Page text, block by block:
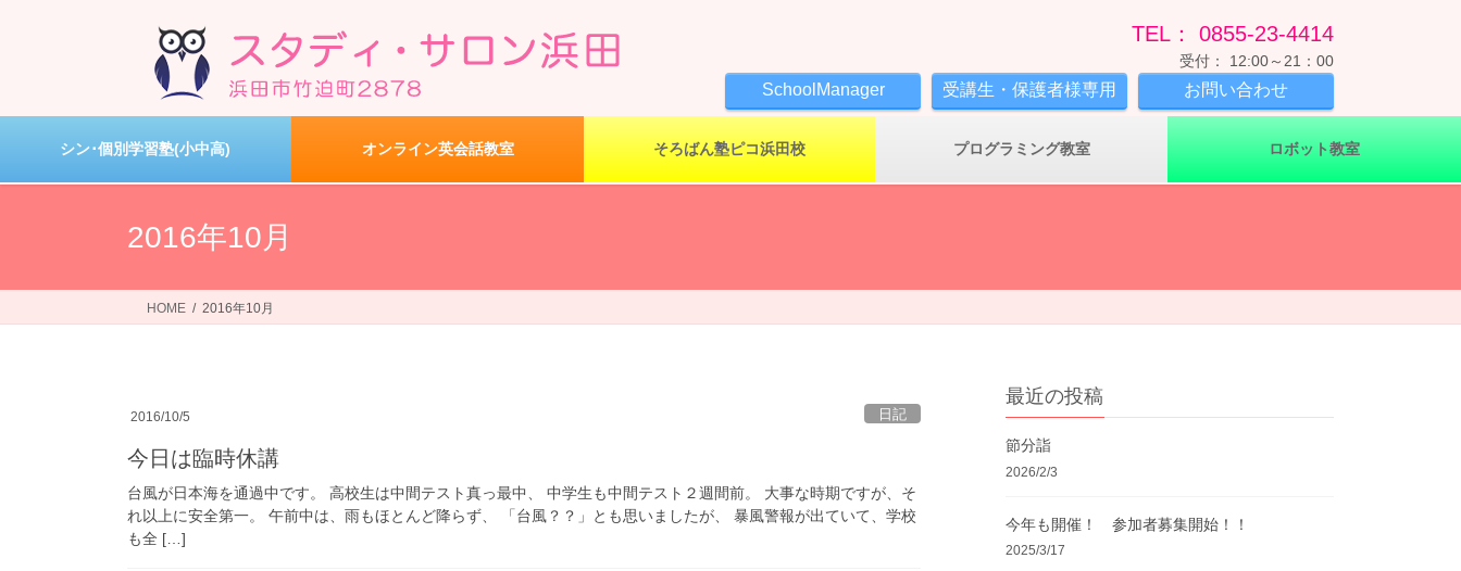
ツ
シ
TEL： 0855-23-4414
受付： 12:00～21：00
SchoolManager 受講生・保護者様専用 お問い合わせ
シン･個別学習塾(小中高) オンライン英会話教室 そろばん塾ピコ浜田校 プログラミング教室 ロボット教室
2016年10月
HOME 2016年10月
2016/10/5 日記
今日は臨時休講
台風が日本海を通過中です。 高校生は中間テスト真っ最中、 中学生も中間テスト２週間前。 大事な時期ですが、そ
れ以上に安全第一。 午前中は、雨もほとんど降らず、 「台風？？」とも思いましたが、 暴風警報が出ていて、学校
も全 […]
最近の投稿
節分詣
2026/2/3
今年も開催！ 参加者募集開始！！
2025/3/17